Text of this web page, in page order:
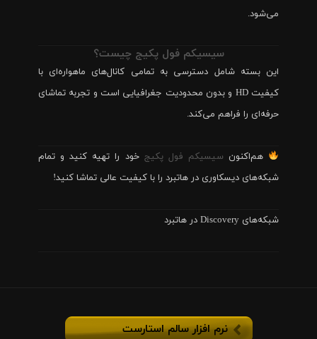
می‌شود.
سیسیکم فول پکیج چیست؟
این بسته شامل دسترسی به تمامی کانال‌های ماهواره‌ای با
کیفیت HD و بدون محدودیت جغرافیایی است و تجربه تماشای
حرفه‌ای را فراهم می‌کند.
هم‌اکنون سیسیکم فول پکیج خود را تهیه کنید و تمام
شبکه‌های دیسکاوری در هاتبرد را با کیفیت عالی تماشا کنید!
شبکه‌های Discovery در هاتبرد
نرم افزار سالم استارست